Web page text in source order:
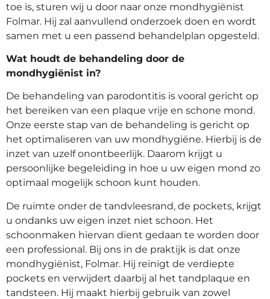
toe is, sturen wij u door naar onze mondhygiënist
Folmar. Hij zal aanvullend onderzoek doen en wordt
samen met u een passend behandelplan opgesteld.
Wat houdt de behandeling door de
mondhygiënist in?
De behandeling van parodontitis is vooral gericht op
het bereiken van een plaque vrije en schone mond.
Onze eerste stap van de behandeling is gericht op
het optimaliseren van uw mondhygiëne. Hierbij is de
inzet van uzelf onontbeerlijk. Daarom krijgt u
persoonlijke begeleiding in hoe u uw eigen mond zo
optimaal mogelijk schoon kunt houden.
De ruimte onder de tandvleesrand, de pockets, krijgt
u ondanks uw eigen inzet niet schoon. Het
schoonmaken hiervan dient gedaan te worden door
een professional. Bij ons in de praktijk is dat onze
mondhygiënist, Folmar. Hij reinigt de verdiepte
pockets en verwijdert daarbij al het tandplaque en
tandsteen. Hij maakt hierbij gebruik van zowel